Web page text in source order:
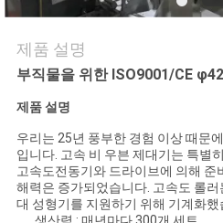
요
인
용
문
을
제품 설명
부직물을 위한 ISO9001/CE
제품 설명
우리는 25년 풍부한 경험 이상 때문
입니다. 고속 비 우븐 제대기는 특별
고속도전동기와 드라이브에 의해 준
해력은 증가되었습니다. 고속도 롤
대 성형기를 지원하기 위해 기계화했